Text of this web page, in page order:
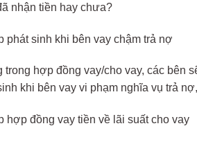
nhận tiền hay chưa?
phát sinh khi bên vay chậm trả nợ
hợp đồng vay/cho vay, các bên
khi bên vay vi phạm nghĩa vụ trả
hợp đồng vay tiền về lãi suất cho vay